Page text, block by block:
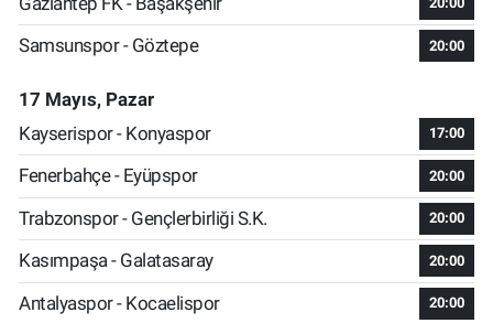
Samsunspor - Göztepe 20:00
17 Mayıs, Pazar
Kayserispor - Konyaspor
17:00
Fenerbahçe - Eyüpspor 20:00
Trabzonspor - Gençlerbirliği S.K. 20:00
Kasımpaşa - Galatasaray 20:00
Antalyaspor - Kocaelispor 20:00